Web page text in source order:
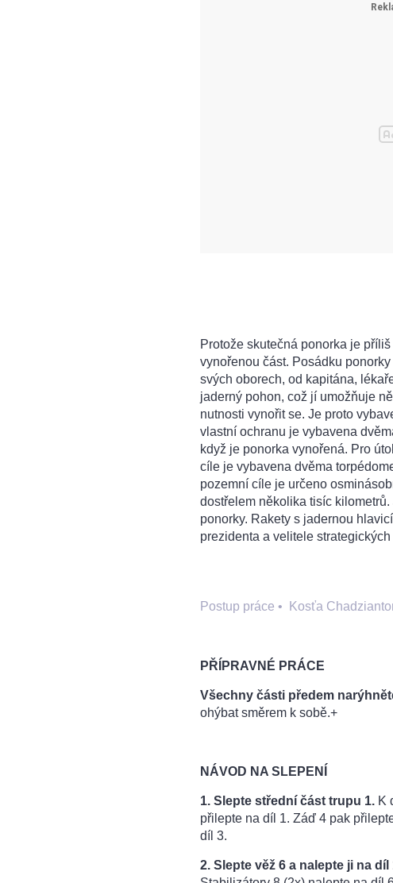
Protože skutečná ponorka je
vynořenou část. Posádku
svých oborech, od kapitána,
jaderný pohon, což jí umožňuje
nutnosti vynořit se. Je proto
vlastní ochranu je vybavena
když je ponorka vynořená. Pro
cíle je vybavena dvěma
pozemní cíle je určeno
dostřelem několika tisíc
ponorky. Rakety s jadernou
prezidenta a velitele strategických
Postup práce • Kosťa
PŘÍPRAVNÉ PRÁCE
Všechny části předem
ohýbat směrem k sobě.+
NÁVOD NA SLEPENÍ
1. Slepte střední část trupu 1. K
přilepte na díl 1. Záď 4 pak
díl 3.
2. Slepte věž 6 a nalepte ji na díl